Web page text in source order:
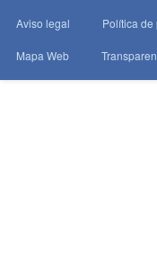
Aviso legal Política de
Mapa Web